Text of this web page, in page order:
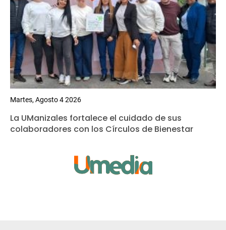
Martes, Agosto 4 2026
La UManizales fortalece el cuidado de sus
colaboradores con los Círculos de Bienestar